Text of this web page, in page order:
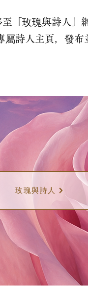
至「玫瑰與詩人」
屬詩人主頁，發布
玫瑰與詩人